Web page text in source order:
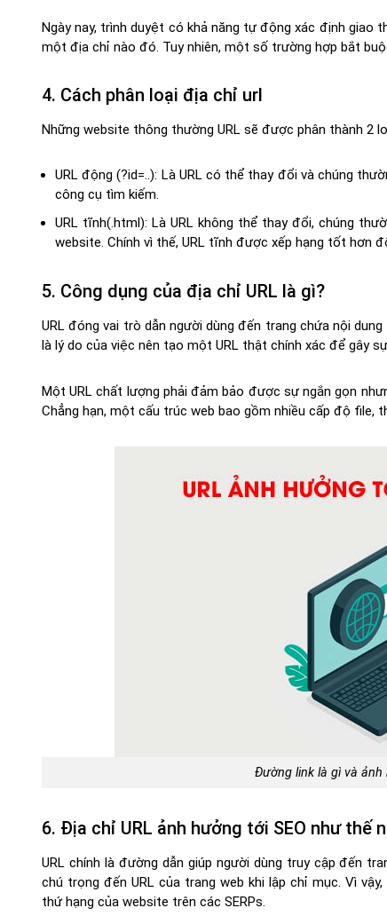
Ngày nay, trình duyệt có khả năng tự động xác định giao
một địa chỉ nào đó. Tuy nhiên, một số trường hợp bắt
4. Cách phân loại địa chỉ url
Những website thông thường URL sẽ được phân thành 2
URL động (?id=..): Là URL có thể thay đổi và chúng
công cụ tìm kiếm.
URL tĩnh(.html): Là URL không thể thay đổi, chúng
website. Chính vì thế, URL tĩnh được xếp hạng tốt hơn
5. Công dụng của địa chỉ URL là gì?
URL đóng vai trò dẫn người dùng đến trang chứa nội
là lý do của việc nên tạo một URL thật chính xác để gây
Một URL chất lượng phải đảm bảo được sự ngắn gọn
Chẳng hạn, một cấu trúc web bao gồm nhiều cấp độ file,
Đường link là gì và ảnh
6. Địa chỉ URL ảnh hưởng tới SEO như thế
URL chính là đường dẫn giúp người dùng truy cập đến
chú trọng đến URL của trang web khi lập chỉ mục. Vì
thứ hạng của website trên các SERPs.